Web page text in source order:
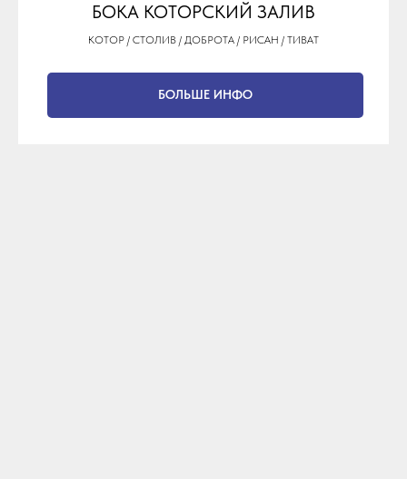
БОКА КОТОРСКИЙ ЗАЛИВ
КОТОР / СТОЛИВ / ДОБРОТА / РИСАН / ТИВАТ
БОЛЬШЕ ИНФО